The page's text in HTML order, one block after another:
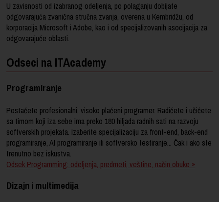
U zavisnosti od izabranog odeljenja, po polaganju dobijate
odgovarajuća zvanična stručna zvanja, overena u Kembridžu, od
korporacija Microsoft i Adobe, kao i od specijalizovanih asocijacija za
odgovarajuće oblasti.
Odseci na ITAcademy
Programiranje
Postaćete profesionalni, visoko plaćeni programer. Radićete i učićete
sa timom koji iza sebe ima preko 180 hiljada radnih sati na razvoju
softverskih projekata. Izaberite specijalizaciju za front-end, back-end
programiranje, AI programiranje ili softversko testiranje... Čak i ako ste
trenutno bez iskustva.
Odsek Programming: odeljenja, predmeti, veštine, način obuke »
Dizajn i multimedija